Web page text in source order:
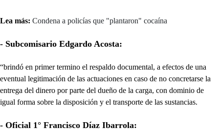
Lea más: Condena a policías que "plantaron" cocaína
- Subcomisario Edgardo Acosta:
“brindó en primer termino el respaldo documental, a efectos de una
eventual legitimación de las actuaciones en caso de no concretarse la
entrega del dinero por parte del dueño de la carga, con dominio de
igual forma sobre la disposición y el transporte de las sustancias.
- Oficial 1° Francisco Díaz Ibarrola: